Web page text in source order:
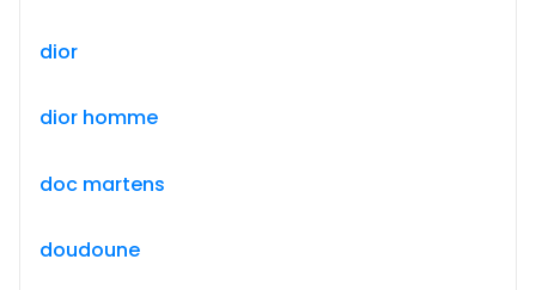
dior
dior homme
doc martens
doudoune